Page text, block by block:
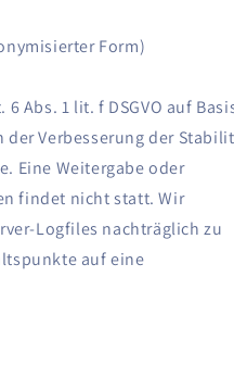
Form)
Abs. 1 lit. f DSGVO auf
der Verbesserung der
Eine Weitergabe oder
findet nicht statt. Wir
Logfiles nachträglich zu
auf eine